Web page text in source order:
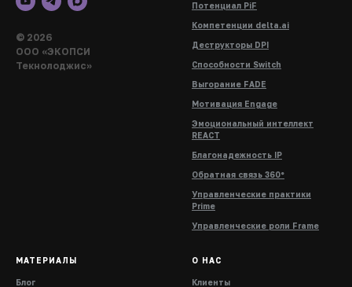
© 2026
ООО «ЭКОПСИ
Текнолоджис»
Потенциал PiF
Компетенции delta.ai
Деструкторы DPI
Способности Switch
Выгорание FADE
Мотивация Engage
Эмоциональный интеллект
REACT
Благонадежность IP
Обратная связь 360°
Управленческие практики
Prime
Управленческие роли Frame
МАТЕРИАЛЫ
Блог
О НАС
Клиенты